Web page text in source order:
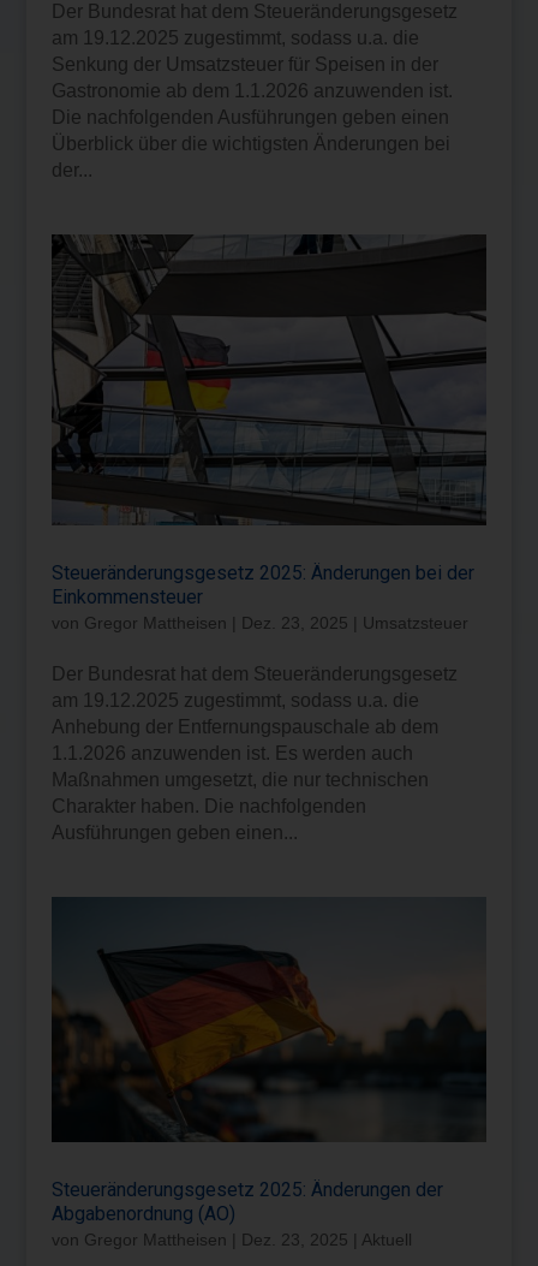
Der Bundesrat hat dem Steueränderungsgesetz
am 19.12.2025 zugestimmt, sodass u.a. die
Senkung der Umsatzsteuer für Speisen in der
Gastronomie ab dem 1.1.2026 anzuwenden ist.
Die nachfolgenden Ausführungen geben einen
Überblick über die wichtigsten Änderungen bei
der...
Steueränderungsgesetz 2025: Änderungen bei der
Einkommensteuer
von Gregor Mattheisen Dez. 23, 2025 Umsatzsteuer
Der Bundesrat hat dem Steueränderungsgesetz
am 19.12.2025 zugestimmt, sodass u.a. die
Anhebung der Entfernungspauschale ab dem
1.1.2026 anzuwenden ist. Es werden auch
Maßnahmen umgesetzt, die nur technischen
Charakter haben. Die nachfolgenden
Ausführungen geben einen...
Steueränderungsgesetz 2025: Änderungen der
Abgabenordnung (AO)
von Gregor Mattheisen Dez. 23, 2025 Aktuell